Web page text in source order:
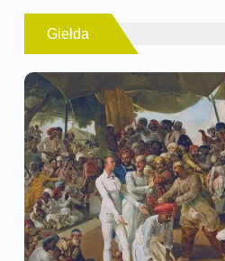
Giełda